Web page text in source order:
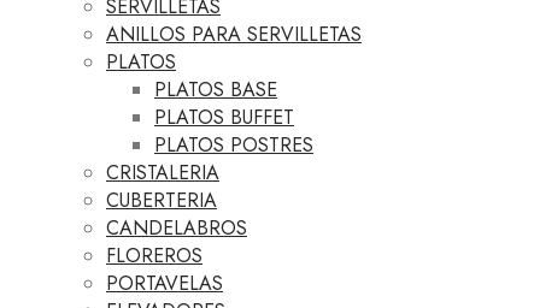
SERVILLETAS
ANILLOS PARA SERVILLETAS
PLATOS
PLATOS BASE
PLATOS BUFFET
PLATOS POSTRES
CRISTALERIA
CUBERTERIA
CANDELABROS
FLOREROS
PORTAVELAS